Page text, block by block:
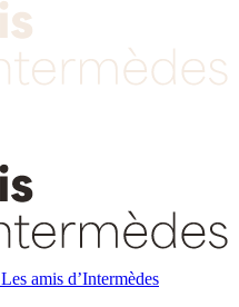
Les amis d’Intermèdes